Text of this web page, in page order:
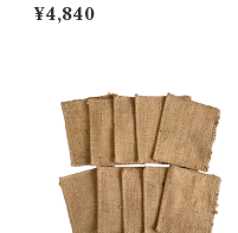
枚入り
¥4,840